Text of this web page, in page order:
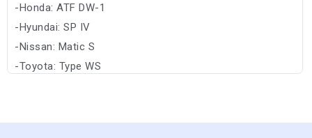
-Honda: ATF DW-1
-Hyundai: SP IV
-Nissan: Matic S
-Toyota: Type WS